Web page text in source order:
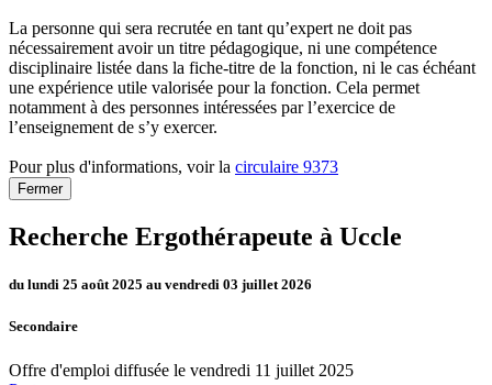
La personne qui sera recrutée en tant qu’expert ne doit pas
nécessairement avoir un titre pédagogique, ni une compétence
disciplinaire listée dans la fiche-titre de la fonction, ni le cas échéant
une expérience utile valorisée pour la fonction. Cela permet
notamment à des personnes intéressées par l’exercice de
l’enseignement de s’y exercer.
Pour plus d'informations, voir la circulaire 9373
Fermer
Recherche Ergothérapeute à Uccle
du lundi 25 août 2025 au vendredi 03 juillet 2026
Secondaire
Offre d'emploi diffusée le vendredi 11 juillet 2025